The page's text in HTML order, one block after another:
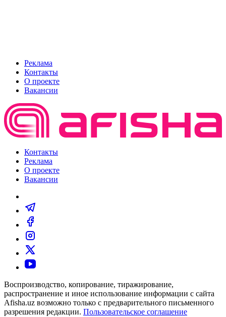
Реклама
Контакты
О проекте
Вакансии
Контакты
Реклама
О проекте
Вакансии
Воспроизводство, копирование, тиражирование,
распространение и иное использование информации с сайта
Afisha.uz возможно только с предварительного письменного
разрешения редакции. Пользовательское соглашение